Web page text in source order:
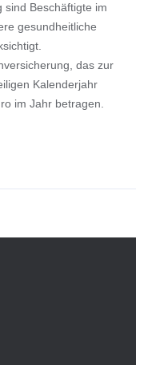
sind Beschäftigte im
gesundheitliche
das zur
Kalenderjahr
im Jahr betragen.